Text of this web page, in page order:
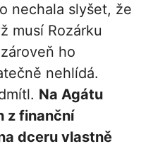
nechala slyšet, že
musí Rozárku
ho
nehlídá.
Na Agátu
z finanční
dceru vlastně